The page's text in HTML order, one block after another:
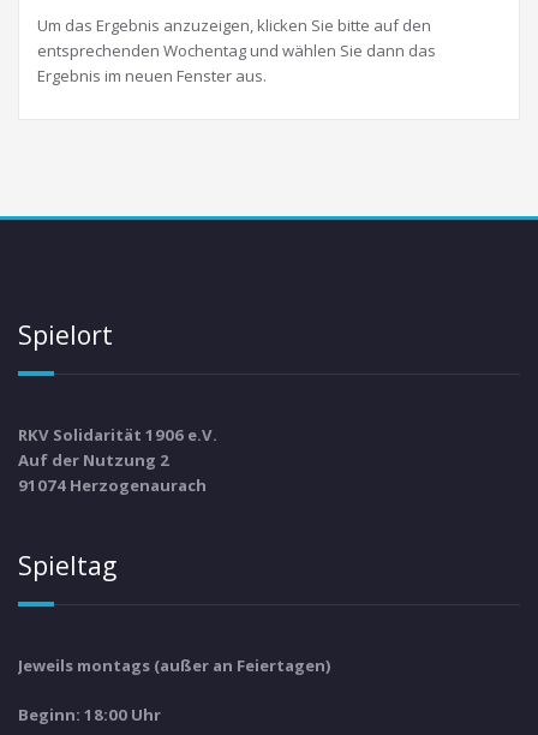
Um das Ergebnis anzuzeigen, klicken Sie bitte auf den
entsprechenden Wochentag und wählen Sie dann das
Ergebnis im neuen Fenster aus.
Spielort
RKV Solidarität 1906 e.V.
Auf der Nutzung 2
91074 Herzogenaurach
Spieltag
Jeweils montags (außer an Feiertagen)
Beginn: 18:00 Uhr